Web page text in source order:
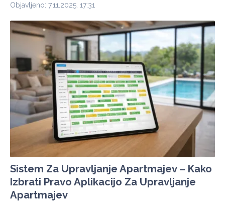
Objavljeno: 7.11.2025. 17:31
Sistem Za Upravljanje Apartmajev – Kako
Izbrati Pravo Aplikacijo Za Upravljanje
Apartmajev